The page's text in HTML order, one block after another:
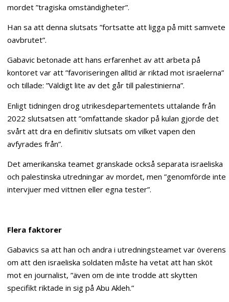
mordet ”tragiska omständigheter”.
Han sa att denna slutsats ”fortsatte att ligga på mitt samvete
oavbrutet”.
Gabavic betonade att hans erfarenhet av att arbeta på
kontoret var att ”favoriseringen alltid är riktad mot israelerna”
och tillade: ”Väldigt lite av det går till palestinierna”.
Enligt tidningen drog utrikesdepartementets uttalande från
2022 slutsatsen att ”omfattande skador på kulan gjorde det
svårt att dra en definitiv slutsats om vilket vapen den
avfyrades från”.
Det amerikanska teamet granskade också separata israeliska
och palestinska utredningar av mordet, men ”genomförde inte
intervjuer med vittnen eller egna tester”.
Flera faktorer
Gabavics sa att han och andra i utredningsteamet var överens
om att den israeliska soldaten måste ha vetat att han sköt
mot en journalist, ”även om de inte trodde att skytten
specifikt riktade in sig på Abu Akleh.”